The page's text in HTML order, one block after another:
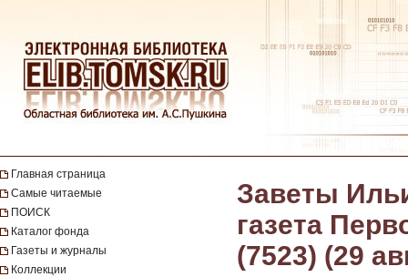
Главная страница
Самые читаемые
ПОИСК
Каталог фонда
Газеты и журналы
Коллекции
Заветы
газета
(7523) (29